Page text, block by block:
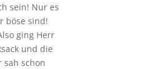
sein! Nur es
böse sind!
ging Herr
und die
sah schon